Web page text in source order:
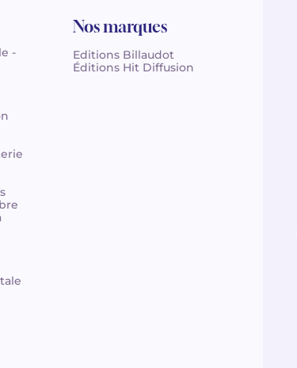
-
Nos marques
Editions Billaudot
Éditions Hit Diffusion